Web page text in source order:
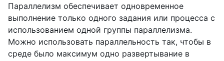
Параллелизм обеспечивает одновременное
выполнение только одного задания или процесса с
использованием одной группы параллелизма.
Можно использовать параллельность так, чтобы в
среде было максимум одно развертывание в